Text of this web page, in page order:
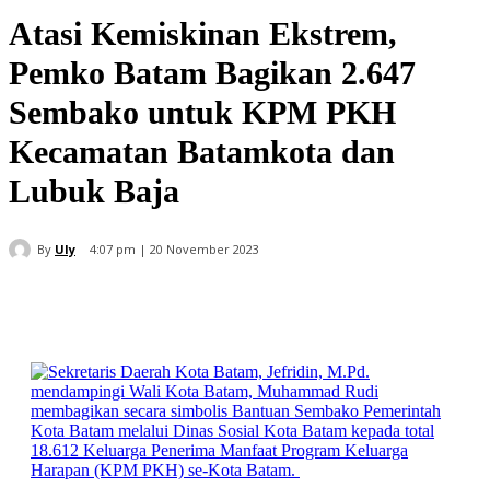
Atasi Kemiskinan Ekstrem,
Pemko Batam Bagikan 2.647
Sembako untuk KPM PKH
Kecamatan Batamkota dan
Lubuk Baja
By Uly 4:07 pm | 20 November 2023